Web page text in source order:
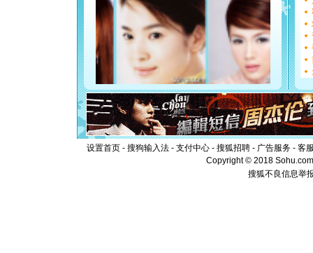
能正大
都要快乐
[圣诞节]
如意,快
[元旦]
断电。
你是我
[元旦]如
起；二是
离。水晶
[元旦]当
泣，这痛
卖了。水
[春节]风
颜！冬去
设置首页 - 搜狗输入法 - 支付中心 - 搜狐招聘 - 广告服务 - 客
Copyright © 2018
搜狐不良信息举